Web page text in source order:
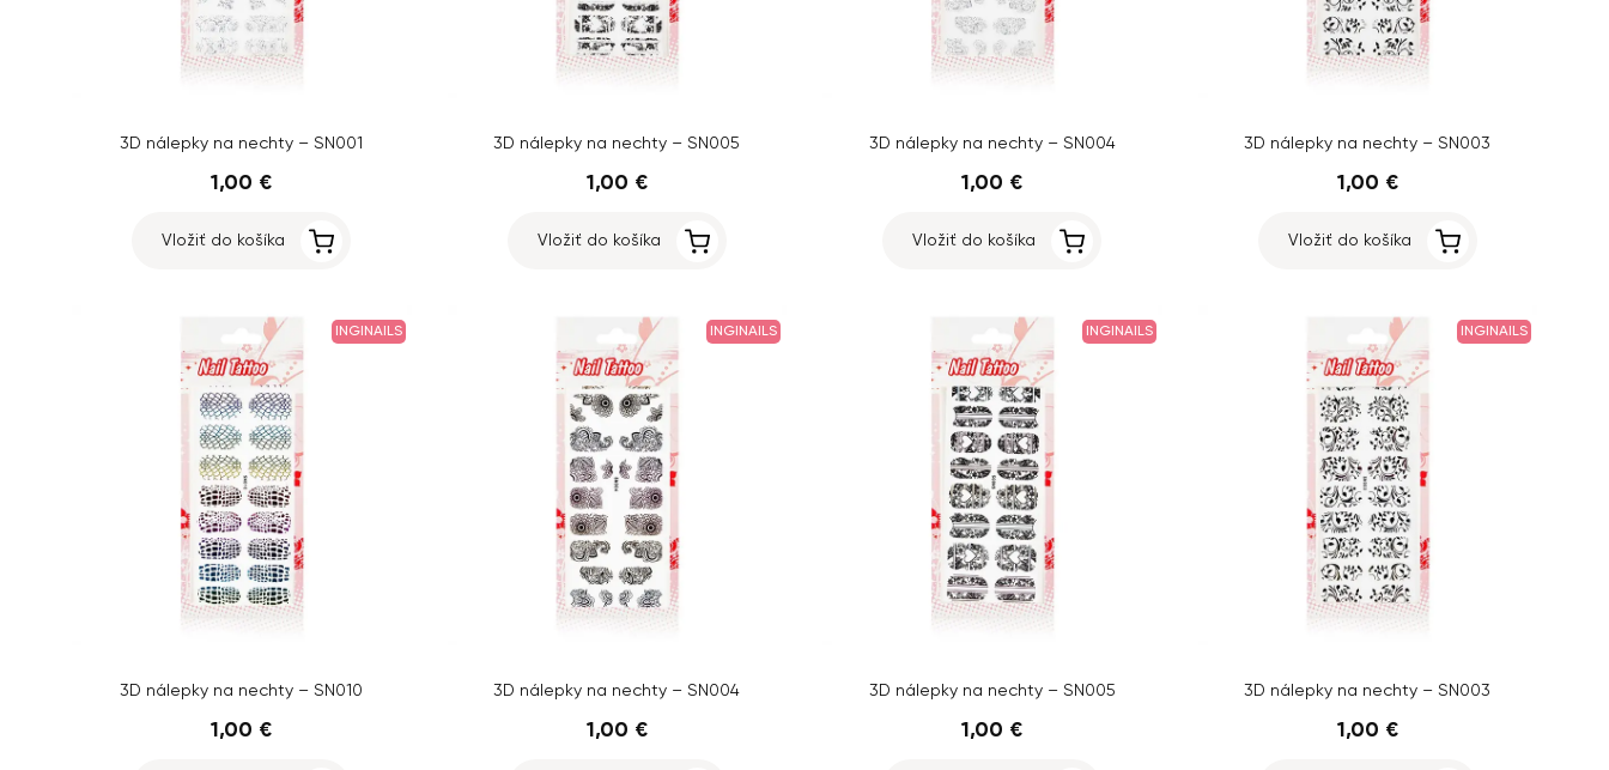
3D nálepky na nechty – SN001
1,00 €
Vložiť do košíka
3D nálepky na nechty – SN005
1,00 €
Vložiť do košíka
3D nálepky na nechty – SN004
1,00 €
Vložiť do košíka
3D nálepky na nechty – SN003
1,00 €
Vložiť do košíka
INGINAILS
3D nálepky na nechty – SN010
1,00 €
INGINAILS
3D nálepky na nechty – SN004
1,00 €
INGINAILS
3D nálepky na nechty – SN005
1,00 €
INGINAILS
3D nálepky na nechty – SN003
1,00 €